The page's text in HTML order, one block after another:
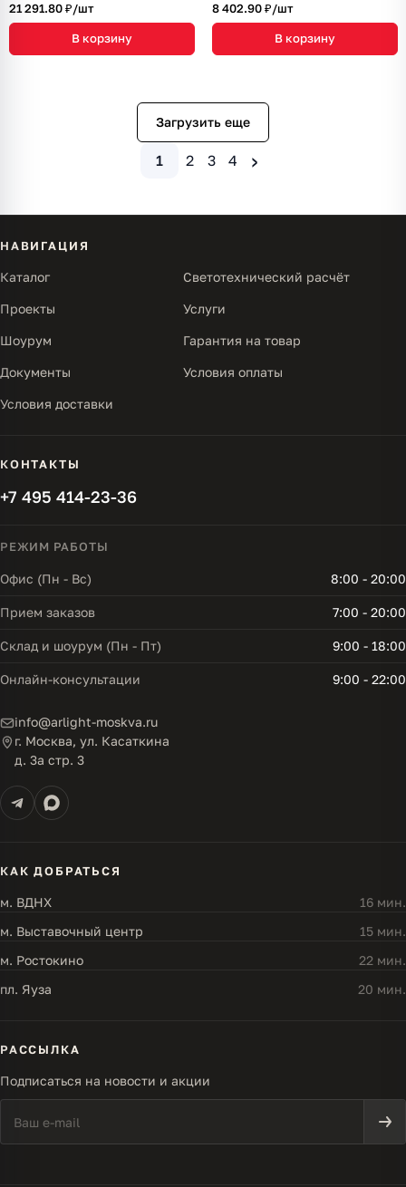
21 291.80 ₽/шт
В корзину
8 402.90 ₽/шт
В корзину
Загрузить еще
1 2 3 4 ›
НАВИГАЦИЯ
Каталог Светотехнический расчёт
Проекты Услуги
Шоурум Гарантия на товар
Документы Условия оплаты
Условия доставки
КОНТАКТЫ
+7 495 414-23-36
РЕЖИМ РАБОТЫ
Офис (Пн - Вс) 8:00 - 20:00
Прием заказов 7:00 - 20:00
Склад и шоурум (Пн - Пт) 9:00 - 18:00
Онлайн-консультации 9:00 - 22:00
info@arlight-moskva.ru
г. Москва, ул. Касаткина
д. 3а стр. 3
КАК ДОБРАТЬСЯ
м. ВДНХ
16 мин.
м. Выставочный центр
15 мин.
м. Ростокино
22 мин.
пл. Яуза
20 мин.
РАССЫЛКА
Подписаться на новости и акции